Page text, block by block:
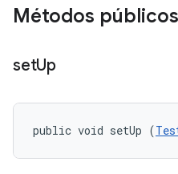
Métodos públicos
setUp
public void setUp (